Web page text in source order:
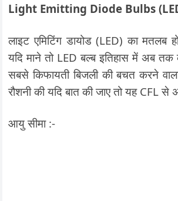
Light Emitting Diode Bulbs
लाइट एमिटिंग डायोड (LED) का मतलब
यदि माने तो LED बल्ब इतिहास में अब
सबसे किफायती बिजली की बचत करने
रौशनी की यदि बात की जाए तो यह CFL से
आयु सीमा :-